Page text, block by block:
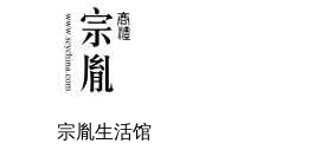
宗胤生活馆